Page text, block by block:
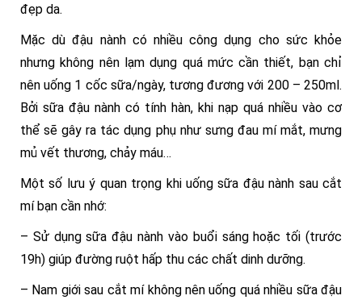
đẹp da.
Mặc dù đậu nành có nhiều công dụng cho sức khỏe
nhưng không nên lạm dụng quá mức cần thiết, bạn chỉ
nên uống 1 cốc sữa/ngày, tương đương với 200 – 250ml.
Bởi sữa đậu nành có tính hàn, khi nạp quá nhiều vào cơ
thể sẽ gây ra tác dụng phụ như sưng đau mí mắt, mưng
mủ vết thương, chảy máu…
Một số lưu ý quan trọng khi uống sữa đậu nành sau cắt
mí bạn cần nhớ:
– Sử dụng sữa đậu nành vào buổi sáng hoặc tối (trước
19h) giúp đường ruột hấp thu các chất dinh dưỡng.
– Nam giới sau cắt mí không nên uống quá nhiều sữa đậu